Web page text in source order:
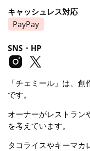
キャッシュレス対応
PayPay
SNS・HP
「チェミール」は、
です。
オーナーがレストラン
を考えています。
タコライスやキーマカ